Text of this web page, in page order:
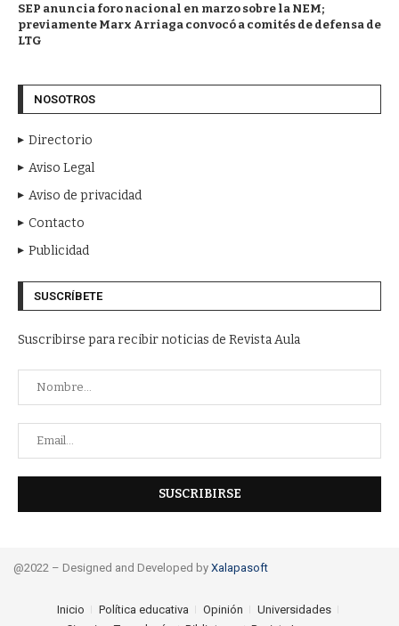
SEP anuncia foro nacional en marzo sobre la NEM;
previamente Marx Arriaga convocó a comités de defensa de
LTG
NOSOTROS
Directorio
Aviso Legal
Aviso de privacidad
Contacto
Publicidad
SUSCRÍBETE
Suscribirse para recibir noticias de Revista Aula
@2022 – Designed and Developed by Xalapasoft
Inicio Política educativa Opinión
Universidades